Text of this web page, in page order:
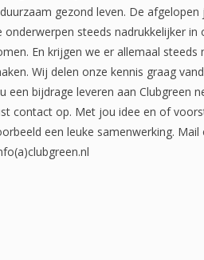
gezond leven. De afgelopen
onderwerpen steeds nadrukkelijker in
En krijgen we er allemaal steeds
Wij delen onze kennis graag
een bijdrage leveren aan Clubgreen
contact op. Met jou idee en of
een leuke samenwerking. Mail